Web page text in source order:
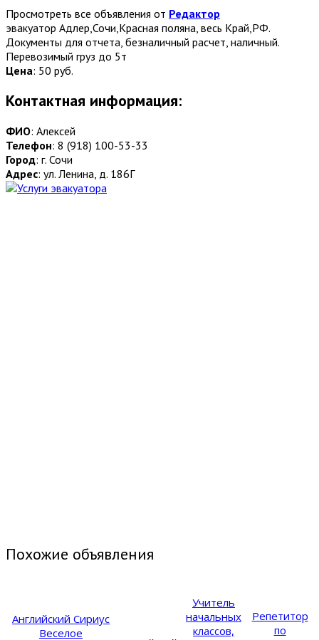
Просмотреть все объявления от Редактор
эвакуатор Адлер,Сочи,Красная поляна, весь Край,РФ.
Документы для отчета, безналичный расчет, наличный.
Перевозимый груз до 5т
Цена: 50 руб.
Контактная информация:
ФИО: Алексей
Телефон: 8 (918) 100-53-33
Город: г. Сочи
Адрес: ул. Ленина, д. 186Г
Похожие объявления
Английский Сириус
Веселое
Учитель
начальных
классов,
Репетитор
по